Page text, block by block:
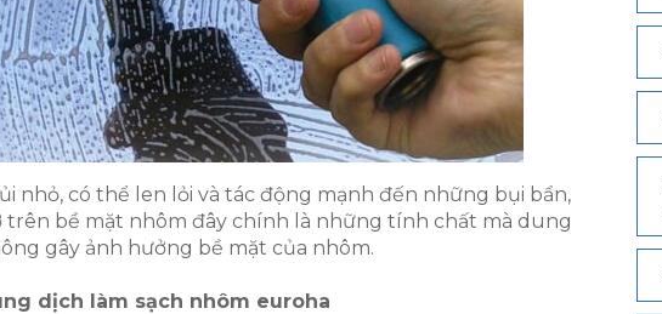
nhỏ, có thể len lỏi và tác động mạnh đến những bụi bẩn,
trên bề mặt nhôm đây chính là những tính chất mà dung
gây ảnh hưởng bề mặt của nhôm.
dịch làm sạch nhôm euroha